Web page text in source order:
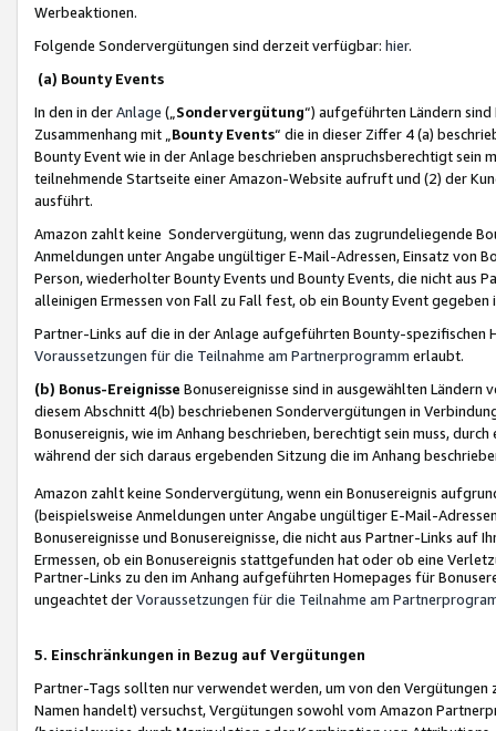
Werbeaktionen.
Folgende Sondervergütungen sind derzeit verfügbar: hier.
(a) Bounty Events
In den in derAnlage („ Sondervergütung“) aufgeführten Ländern
Zusammenhang mit „ Bounty Events“ die in dieser Ziffer 4 (a)
Bounty Event wie in der Anlage beschrieben anspruchsberechtigt sein
teilnehmende Startseite einer Amazon-Website aufruft und (2) der
ausführt.
Amazon zahlt keine Sondervergütung, wenn das zugrundeliegende
Anmeldungen unter Angabe ungültiger E-Mail-Adressen, Einsatz von
Person, wiederholter Bounty Events und Bounty Events, die nicht
alleinigen Ermessen von Fall zu Fall fest, ob ein Bounty Event
Partner-Links auf die in der Anlage aufgeführten Bounty-spezifischen
Voraussetzungen für die Teilnahme am Partnerprogramm erlaubt.
(b) Bonus-Ereignisse Bonusereignisse sind in ausgewählten Ländern
diesem Abschnitt 4(b) beschriebenen Sondervergütungen in
Bonusereignis, wie im Anhang beschrieben, berechtigt sein muss,
während der sich daraus ergebenden Sitzung die im Anhang
Amazon zahlt keine Sondervergütung, wenn ein Bonusereignis
(beispielsweise Anmeldungen unter Angabe ungültiger E-Mail-
Bonusereignisse und Bonusereignisse, die nicht aus Partner-Links auf
Ermessen, ob ein Bonusereignis stattgefunden hat oder ob eine
Partner-Links zu den im Anhang aufgeführten Homepages für
ungeachtet derVoraussetzungen für die Teilnahme am
5. Einschränkungen in Bezug auf Vergütungen
Partner-Tags sollten nur verwendet werden, um von den
Namen handelt) versuchst, Vergütungen sowohl vom Amazon